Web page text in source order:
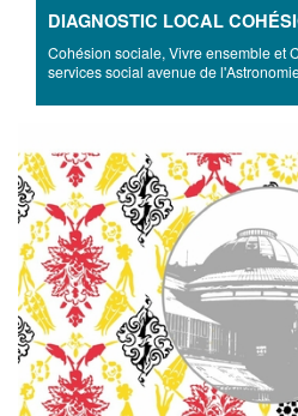
DIAGNOSTIC LOCAL
Cohésion sociale, Vivre ensemble et
services social avenue de